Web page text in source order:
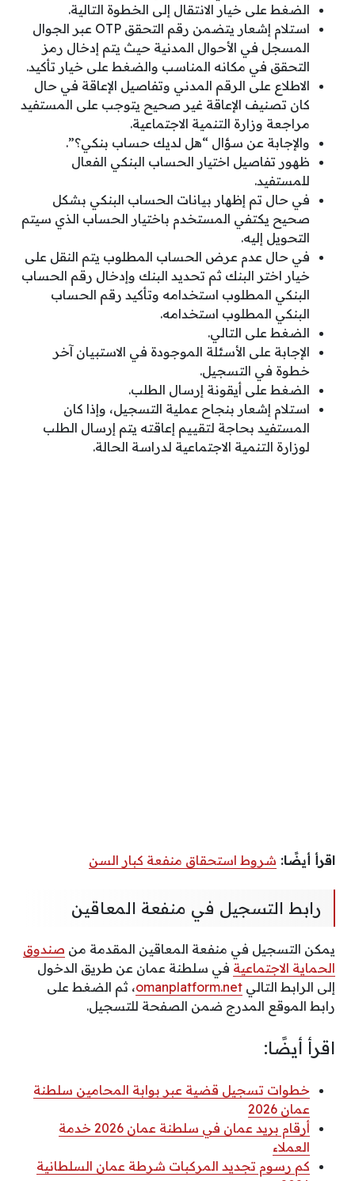
الضغط على خيار الانتقال إلى الخطوة التالية.
استلام إشعار يتضمن رقم التحقق OTP عبر الجوال
المسجل في الأحوال المدنية حيث يتم إدخال رمز
التحقق في مكانه المناسب والضغط على خيار تأكيد.
الاطلاع على الرقم المدني وتفاصيل الإعاقة في حال
كان تصنيف الإعاقة غير صحيح يتوجب على المستفيد
مراجعة وزارة التنمية الاجتماعية.
والإجابة عن سؤال “هل لديك حساب بنكي؟”.
ظهور تفاصيل اختيار الحساب البنكي الفعال
للمستفيد.
في حال تم إظهار بيانات الحساب البنكي بشكل
صحيح يكتفي المستخدم باختيار الحساب الذي سيتم
التحويل إليه.
في حال عدم عرض الحساب المطلوب يتم النقل على
خيار اختر البنك ثم تحديد البنك وإدخال رقم الحساب
البنكي المطلوب استخدامه وتأكيد رقم الحساب
البنكي المطلوب استخدامه.
الضغط على التالي.
الإجابة على الأسئلة الموجودة في الاستبيان آخر
خطوة في التسجيل.
الضغط على أيقونة إرسال الطلب.
استلام إشعار بنجاح عملية التسجيل، وإذا كان
المستفيد بحاجة لتقييم إعاقته يتم إرسال الطلب
لوزارة التنمية الاجتماعية لدراسة الحالة.
اقرأ أيضًا: شروط استحقاق منفعة كبار السن
رابط التسجيل في منفعة المعاقين
يمكن التسجيل في منفعة المعاقين المقدمة من صندوق
الحماية الاجتماعية في سلطنة عمان عن طريق الدخول
إلى الرابط التالي omanplatform.net، ثم الضغط على
رابط الموقع المدرج ضمن الصفحة للتسجيل.
اقرأ أيضًا:
خطوات تسجيل قضية عبر بوابة المحامين سلطنة
عمان 2026
أرقام بريد عمان في سلطنة عمان 2026 خدمة
العملاء
كم رسوم تجديد المركبات شرطة عمان السلطانية